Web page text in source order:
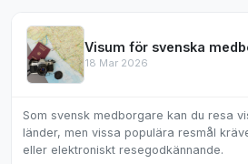
18 Mar 2026
Som svensk medborgare kan du resa
länder, men vissa populära resmål
eller elektroniskt resegodkännande.